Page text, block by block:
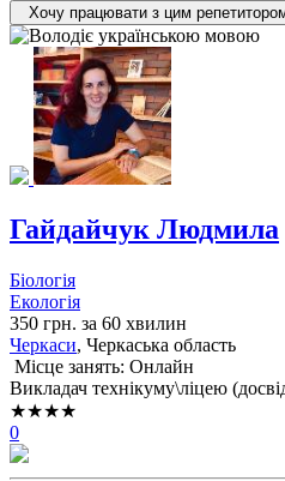
Хочу працювати з цим
Гайдайчук Людмила
Біологія
Екологія
350 грн. за 60 хвилин
Черкаси, Черкаська область
Місце занять: Онлайн
Викладач технікуму\ліцею
★★★★
0